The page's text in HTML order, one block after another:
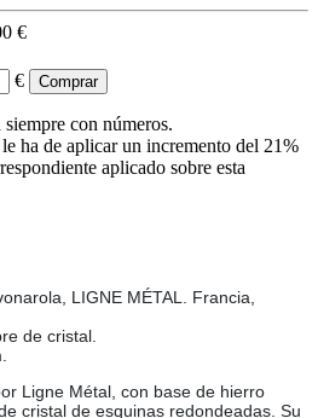
€
€
con números.
ha de aplicar un incremento del 21%
aplicado sobre esta
LIGNE MÉTAL. Francia,
de cristal.
Ligne Métal, con base de hierro
cristal de esquinas redondeadas. Su